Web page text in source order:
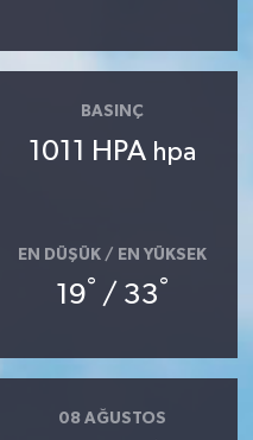
BASINÇ
1011 HPA hpa
EN DÜŞÜK / EN YÜKSEK
19° / 33°
08 AĞUSTOS